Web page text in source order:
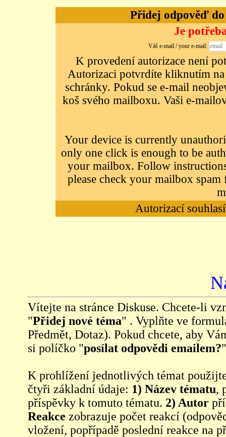
Přidej odpověď
Je
Váš e-mail / your e-mail:
K provedení autorizace není
Autorizaci potvrdíte kliknutím na
schránky. Pokud se e-mail
koš svého mailboxu. Vaši e-
Your device is currently
only one click is enough to be
your mailbox. Follow
please check your mailbox
Autorizací
Vítejte na stránce Diskuse. Chcete-li
"Přidej nové téma" . Vyplňte ve
Předmět, Dotaz). Pokud chcete, aby
si políčko "posílat odpovědi emailem?
K prohlížení jednotlivých témat
čtyři základní údaje: 1) Název tématu,
příspěvky k tomuto tématu. 2) Autor
Reakce zobrazuje počet reakcí
vložení, popřípadě poslední reakce na